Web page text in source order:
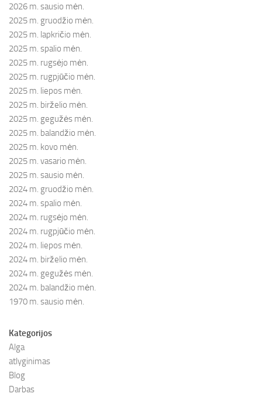
2026 m. sausio mėn.
2025 m. gruodžio mėn.
2025 m. lapkričio mėn.
2025 m. spalio mėn.
2025 m. rugsėjo mėn.
2025 m. rugpjūčio mėn.
2025 m. liepos mėn.
2025 m. birželio mėn.
2025 m. gegužės mėn.
2025 m. balandžio mėn.
2025 m. kovo mėn.
2025 m. vasario mėn.
2025 m. sausio mėn.
2024 m. gruodžio mėn.
2024 m. spalio mėn.
2024 m. rugsėjo mėn.
2024 m. rugpjūčio mėn.
2024 m. liepos mėn.
2024 m. birželio mėn.
2024 m. gegužės mėn.
2024 m. balandžio mėn.
1970 m. sausio mėn.
Kategorijos
Alga
atlyginimas
Blog
Darbas